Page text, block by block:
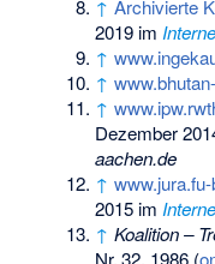
↑ Archivierte
2019 im
↑
↑
↑
Dezember
aachen.de
↑
2015 im
↑ Koalition –
Nr.32, 1986 (